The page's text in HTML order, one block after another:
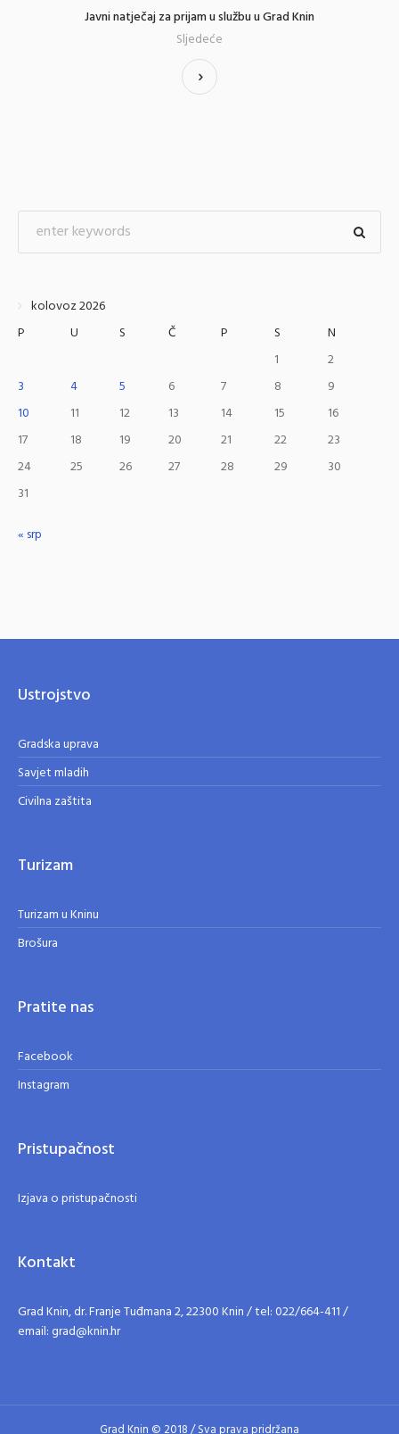
Javni natječaj za prijam u službu u Grad Knin
Sljedeće
kolovoz 2026
P
U S Č P S
N
1
2
3
4 5 6 7 8
9
10
11 12 13 14 15
16
17
18 19 20 21 22
23
24
25 26 27 28 29
30
31
« srp
Ustrojstvo
Gradska uprava
Savjet mladih
Civilna zaštita
Turizam
Turizam u Kninu
Brošura
Pratite nas
Facebook
Instagram
Pristupačnost
Izjava o pristupačnosti
Kontakt
Grad Knin, dr. Franje Tuđmana 2, 22300 Knin / tel: 022/664-411 /
email: grad@knin.hr
Grad Knin © 2018 / Sva prava pridržana